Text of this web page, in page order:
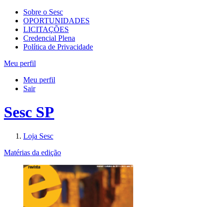
Sobre o Sesc
OPORTUNIDADES
LICITAÇÕES
Credencial Plena
Política de Privacidade
Meu perfil
Meu perfil
Sair
Sesc SP
Loja Sesc
Matérias da edição